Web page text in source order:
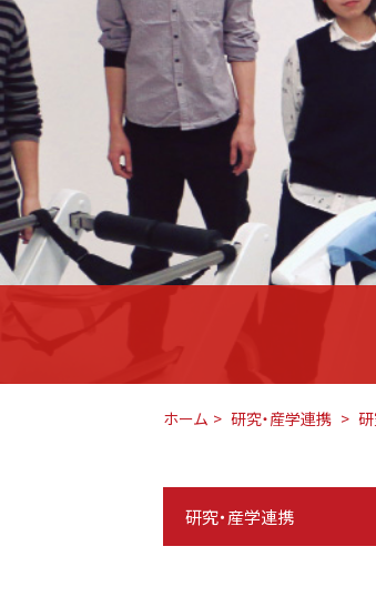
ホーム 研究・産学連携
研究・産学連携